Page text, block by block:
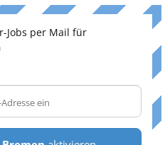
Jobs per Mail für